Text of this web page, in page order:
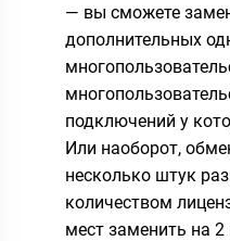
— вы сможете
дополнительных
подключений у
Или наоборот,
несколько штук
количеством
мест заменить на 2